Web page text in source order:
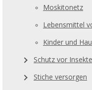
Moskitonetz
Lebensmittel
Kinder und
Schutz vor
Stiche versorgen